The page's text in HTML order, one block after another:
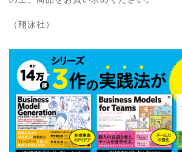
（翔泳社）